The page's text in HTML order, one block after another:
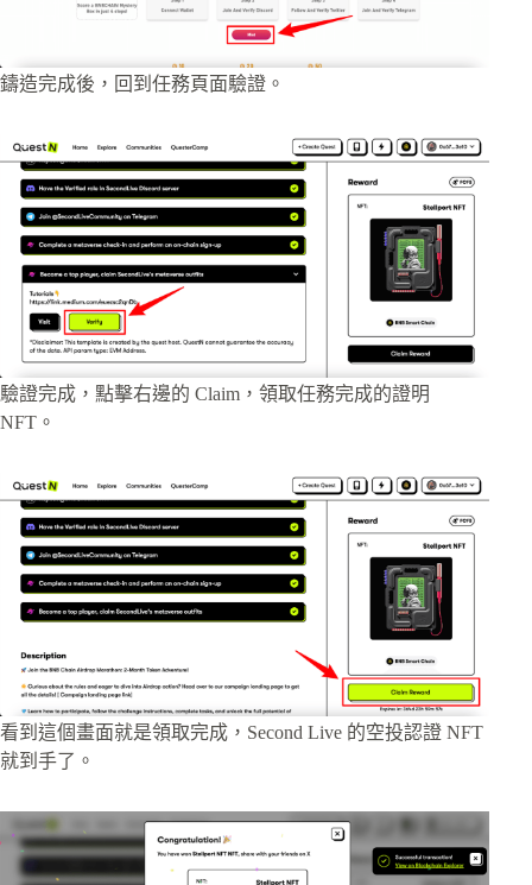
鑄造完成後，回到任務頁面驗證。
驗證完成，點擊右邊的 Claim，領取任務完成的證明
NFT。
看到這個畫面就是領取完成，Second Live 的空投認證 NFT
就到手了。